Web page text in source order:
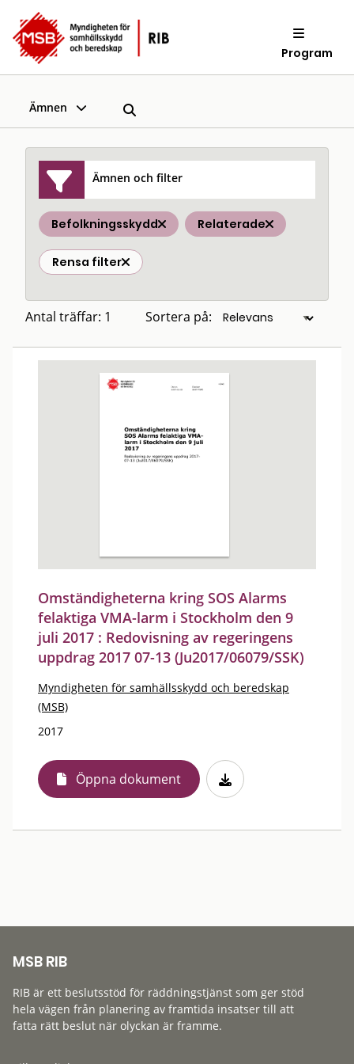
Program
Ämnen
Ämnen och filter
Befolkningsskydd Relaterade
Rensa filter
Antal träffar: 1 Sortera på:
Omständigheterna kring SOS Alarms
felaktiga VMA-larm i Stockholm den 9
juli 2017 : Redovisning av regeringens
uppdrag 2017 07-13 (Ju2017/06079/SSK)
Myndigheten för samhällsskydd och beredskap
(MSB)
2017
Öppna dokument
MSB RIB
RIB är ett beslutsstöd för räddningstjänst som ger stöd
hela vägen från planering av framtida insatser till att
fatta rätt beslut när olyckan är framme.